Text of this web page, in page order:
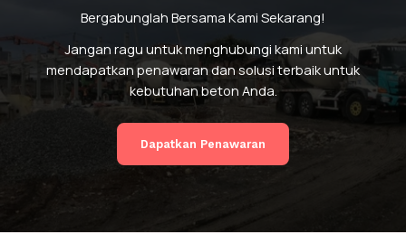
di
halaman
produk
Bergabunglah Bersama Kami Sekarang!
Jangan ragu untuk menghubungi kami untuk
mendapatkan penawaran dan solusi terbaik untuk
kebutuhan beton Anda.
Dapatkan Penawaran